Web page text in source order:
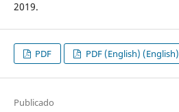
2019.
PDF PDF (English) (English)
Publicado